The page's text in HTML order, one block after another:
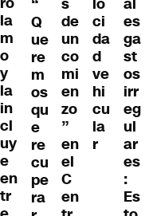
la
m
o
y
la
in
cl
uy
e
en
tr
“
Q
ue
re
m
os
qu
e
re
cu
pe
ra
de
un
co
mi
en
zo
”
en
el
C
en
ci
da
d
ve
hi
cu
la
r
es
ga
st
os
irr
eg
ul
ar
es
:
Es